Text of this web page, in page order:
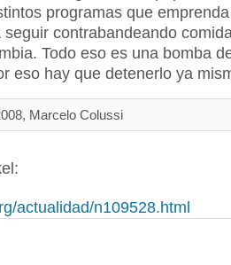
programas que
contrabandeando
Todo eso es una bomba
eso hay que detenerlo ya
Marcelo Colussi
actualidad/n109528.html